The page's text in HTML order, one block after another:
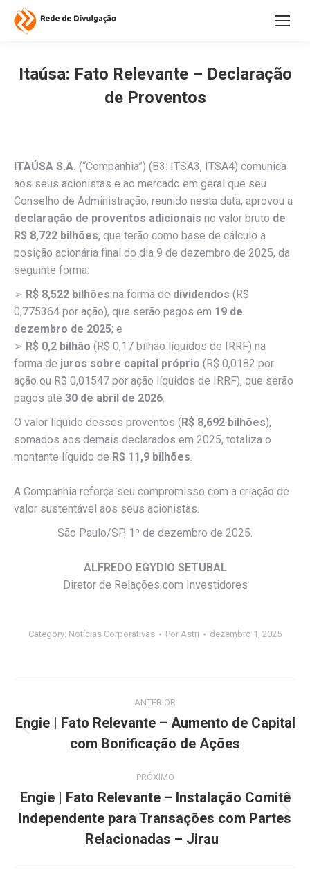
Itaúsa: Fato Relevante – Declaração
de Proventos
ITAÚSA S.A. (“Companhia”) (B3: ITSA3, ITSA4) comunica
aos seus acionistas e ao mercado em geral que seu
Conselho de Administração, reunido nesta data, aprovou a
declaração de proventos adicionais no valor bruto de
R$ 8,722 bilhões, que terão como base de cálculo a
posição acionária final do dia 9 de dezembro de 2025, da
seguinte forma:
➢ R$ 8,522 bilhões na forma de dividendos (R$
0,775364 por ação), que serão pagos em 19 de
dezembro de 2025; e
➢ R$ 0,2 bilhão (R$ 0,17 bilhão líquidos de IRRF) na
forma de juros sobre capital próprio (R$ 0,0182 por
ação ou R$ 0,01547 por ação líquidos de IRRF), que serão
pagos até 30 de abril de 2026.
O valor líquido desses proventos (R$ 8,692 bilhões),
somados aos demais declarados em 2025, totaliza o
montante líquido de R$ 11,9 bilhões.
A Companhia reforça seu compromisso com a criação de
valor sustentável aos seus acionistas.
São Paulo/SP, 1º de dezembro de 2025.
ALFREDO EGYDIO SETUBAL
Diretor de Relações com Investidores
Category: Notícias Corporativas Por Astri dezembro 1, 2025
de
ANTERIOR
anterior:
Engie | Fato Relevante – Aumento de Capital
com Bonificação de Ações
PRÓXIMO
Próximo
post:
Engie | Fato Relevante – Instalação Comitê
Independente para Transações com Partes
Relacionadas – Jirau